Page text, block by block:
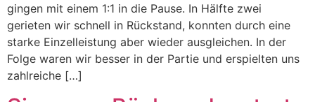
gingen mit einem 1:1 in die Pause. In Hälfte zwei
gerieten wir schnell in Rückstand, konnten durch eine
starke Einzelleistung aber wieder ausgleichen. In der
Folge waren wir besser in der Partie und erspielten uns
zahlreiche […]